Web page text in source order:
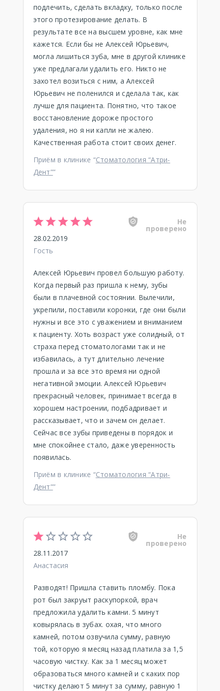
подлечить, сделать вкладку, только после
этого протезирование делать. В
результате все на высшем уровне, как мне
кажется. Если бы не Алексей Юрьевич,
могла лишиться зуба, мне в другой клинике
уже предлагали удалить его. Никто не
захотел возиться с ним, а Алексей
Юрьевич не поленился и сделала так, как
лучше для пациента. Понятно, что такое
восстановление дороже простого
удаления, но я ни капли не жалею.
Качественная работа стоит своих денег.
Приём в клинике “Стоматология “Атри-
Дент””
Не
проверено
28.02.2019
Гость
Алексей Юрьевич провел большую работу.
Когда первый раз пришла к нему, зубы
были в плачевной состоянии. Вылечили,
укрепили, поставили коронки, где они были
нужны и все это с уважением и вниманием
к пациенту. Хоть возраст уже солидный, от
страха перед стоматологами так и не
избавилась, а тут длительно лечение
прошла и за все это время ни одной
негативной эмоции. Алексей Юрьевич
прекрасный человек, принимает всегда в
хорошем настроении, подбадривает и
рассказывает, что и зачем он делает.
Сейчас все зубы приведены в порядок и
мне спокойнее стало, даже уверенность
появилась.
Приём в клинике “Стоматология “Атри-
Дент””
Не
проверено
28.11.2017
Анастасия
Разводят! Пришла ставить пломбу. Пока
рот был закруыт раскупоркой, врач
предложила удалить камни. 5 минут
ковырялась в зубах. охая, что много
камней, потом озвучила сумму, равную
той, которую я месяц назад платила за 1,5
часовую чистку. Как за 1 месяц может
образоваться много камней и с каких пор
чистку делают 5 минут за сумму, равную 1